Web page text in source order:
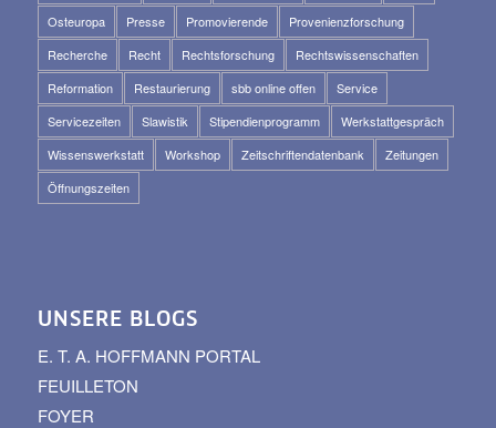
Osteuropa
Presse Promovierende
Provenienzforschung
Recherche
Recht Rechtsforschung
Rechtswissenschaften
Reformation
Restaurierung sbb online offen
Service
Servicezeiten
Slawistik Stipendienprogramm
Werkstattgespräch
Wissenswerkstatt
Workshop Zeitschriftendatenbank
Zeitungen
Öffnungszeiten
UNSERE BLOGS
E. T. A. HOFFMANN PORTAL
FEUILLETON
FOYER